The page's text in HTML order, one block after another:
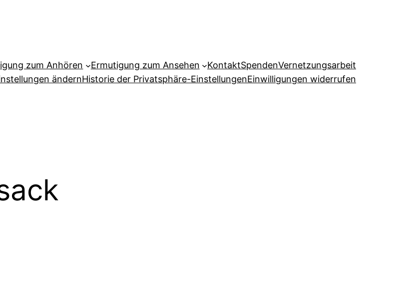
zum Anhören Ermutigung zum Ansehen KontaktSpendenVernetzungsarbeit
ändernHistorie der Privatsphäre-EinstellungenEinwilligungen widerrufen